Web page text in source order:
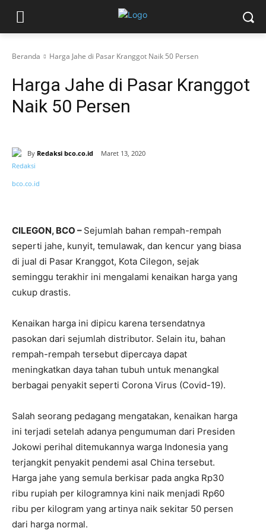
Beranda Harga Jahe di Pasar Kranggot Naik 50 Persen
Harga Jahe di Pasar Kranggot
Naik 50 Persen
By Redaksi bco.co.id Maret 13, 2020
CILEGON, BCO – Sejumlah bahan rempah-rempah
seperti jahe, kunyit, temulawak, dan kencur yang biasa
di jual di Pasar Kranggot, Kota Cilegon, sejak
seminggu terakhir ini mengalami kenaikan harga yang
cukup drastis.
Kenaikan harga ini dipicu karena tersendatnya
pasokan dari sejumlah distributor. Selain itu, bahan
rempah-rempah tersebut dipercaya dapat
meningkatkan daya tahan tubuh untuk menangkal
berbagai penyakit seperti Corona Virus (Covid-19).
Salah seorang pedagang mengatakan, kenaikan harga
ini terjadi setelah adanya pengumuman dari Presiden
Jokowi perihal ditemukannya warga Indonesia yang
terjangkit penyakit pendemi asal China tersebut.
Harga jahe yang semula berkisar pada angka Rp30
ribu rupiah per kilogramnya kini naik menjadi Rp60
ribu per kilogram yang artinya naik sekitar 50 persen
dari harga normal.